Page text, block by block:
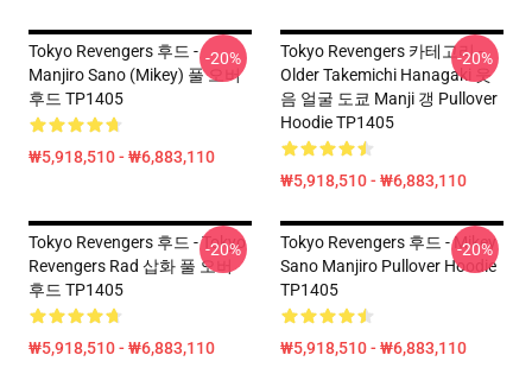
Tokyo Revengers 후드 -
Manjiro Sano (Mikey) 풀 오버
후드 TP1405
₩5,918,510 - ₩6,883,110
-20%
Tokyo Revengers 카테고리 -
Older Takemichi Hanagaki 웃
음 얼굴 도쿄 Manji 갱 Pullover
Hoodie TP1405
₩5,918,510 - ₩6,883,110
-20%
Tokyo Revengers 후드 - Tokyo
Revengers Rad 삽화 풀 오버
후드 TP1405
₩5,918,510 - ₩6,883,110
-20%
Tokyo Revengers 후드 - Mikey
Sano Manjiro Pullover Hoodie
TP1405
₩5,918,510 - ₩6,883,110
-20%